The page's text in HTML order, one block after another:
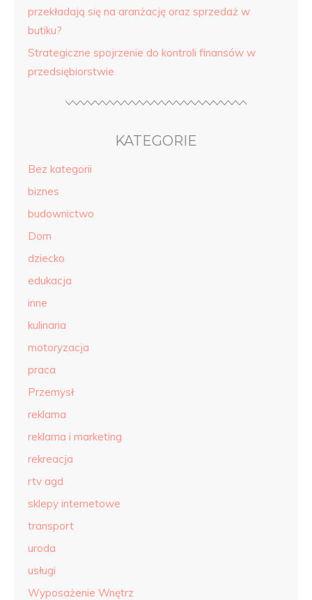
przekładają się na aranżację oraz sprzedaż w
butiku?
Strategiczne spojrzenie do kontroli finansów w
przedsiębiorstwie
KATEGORIE
Bez kategorii
biznes
budownictwo
Dom
dziecko
edukacja
inne
kulinaria
motoryzacja
praca
Przemysł
reklama
reklama i marketing
rekreacja
rtv agd
sklepy internetowe
transport
uroda
usługi
Wyposażenie Wnętrz